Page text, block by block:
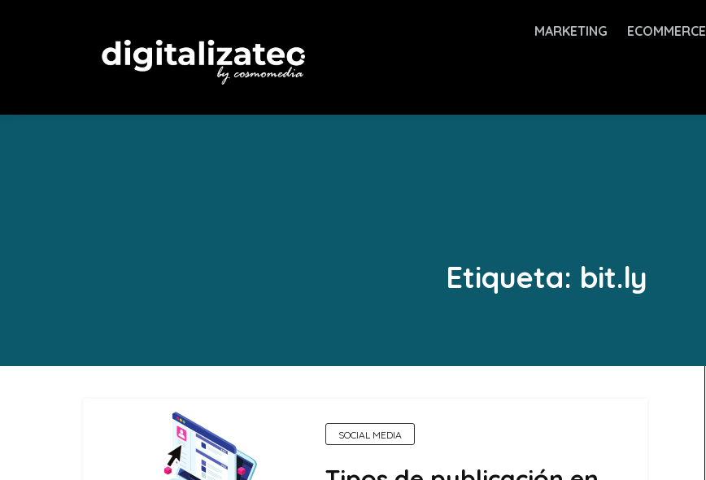
MARKETING ECOMMERCE
Etiqueta: bit.ly
SOCIAL MEDIA